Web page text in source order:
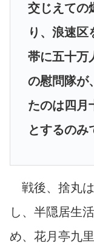
交じえての
り、浪速区
帯に五十万
の慰問隊が
たのは四月
とするのみ
戦後、捨丸
し、半隠居生
め、花月亭九